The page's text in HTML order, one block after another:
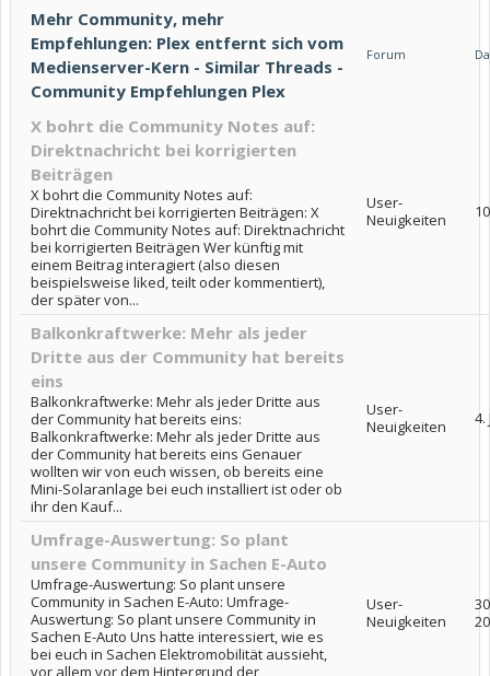
Mehr Community, mehr
Empfehlungen: Plex entfernt sich vom
Medienserver-Kern - Similar Threads -
Community Empfehlungen Plex
Forum
X bohrt die Community Notes auf:
Direktnachricht bei korrigierten
Beiträgen
X bohrt die Community Notes auf:
Direktnachricht bei korrigierten Beiträgen: X
bohrt die Community Notes auf: Direktnachricht
bei korrigierten Beiträgen Wer künftig mit
einem Beitrag interagiert (also diesen
beispielsweise liked, teilt oder kommentiert),
der später von...
User-
Neuigkeiten
Balkonkraftwerke: Mehr als jeder
Dritte aus der Community hat bereits
eins
Balkonkraftwerke: Mehr als jeder Dritte aus
der Community hat bereits eins:
Balkonkraftwerke: Mehr als jeder Dritte aus
der Community hat bereits eins Genauer
wollten wir von euch wissen, ob bereits eine
Mini-Solaranlage bei euch installiert ist oder ob
ihr den Kauf...
User-
Neuigkeiten
4.
Umfrage-Auswertung: So plant
unsere Community in Sachen E-Auto
Umfrage-Auswertung: So plant unsere
Community in Sachen E-Auto: Umfrage-
Auswertung: So plant unsere Community in
Sachen E-Auto Uns hatte interessiert, wie es
bei euch in Sachen Elektromobilität aussieht,
vor allem vor dem Hintergrund der
User-
Neuigkeiten